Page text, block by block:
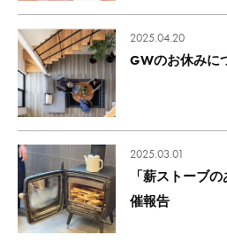
GWのお休みに
2025.04.20
「薪ストーブ
催報告
2025.03.01